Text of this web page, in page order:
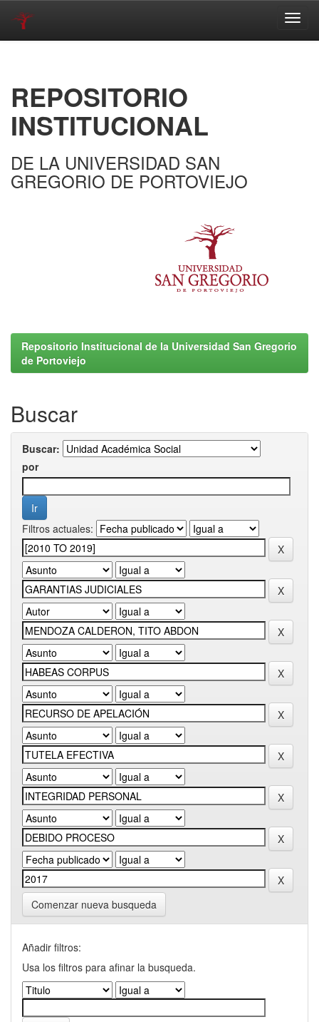
REPOSITORIO
INSTITUCIONAL
DE LA UNIVERSIDAD SAN
GREGORIO DE PORTOVIEJO
Repositorio Institucional de la Universidad San Gregorio
de Portoviejo
Buscar
Buscar:
por
Filtros actuales:
Comenzar nueva busqueda
Añadir filtros:
Usa los filtros para afinar la busqueda.